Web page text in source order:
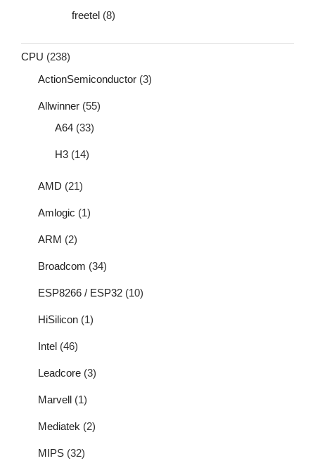
freetel (8)
CPU (238)
ActionSemiconductor (3)
Allwinner (55)
A64 (33)
H3 (14)
AMD (21)
Amlogic (1)
ARM (2)
Broadcom (34)
ESP8266 / ESP32 (10)
HiSilicon (1)
Intel (46)
Leadcore (3)
Marvell (1)
Mediatek (2)
MIPS (32)